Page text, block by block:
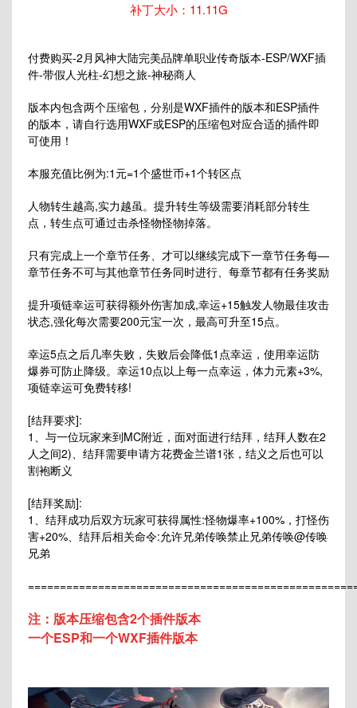
补丁大小：11.11G
付费购买-2月风神大陆完美品牌单职业传奇版本-ESP/WXF插
件-带假人光柱-幻想之旅-神秘商人
版本内包含两个压缩包，分别是WXF插件的版本和ESP插件
的版本，请自行选用WXF或ESP的压缩包对应合适的插件即
可使用！
本服充值比例为:1元=1个盛世币+1个转区点
人物转生越高,实力越虽。提升转生等级需要消耗部分转生
点，转生点可通过击杀怪物怪物掉落。
只有完成上一个章节任务、才可以继续完成下一章节任务每—
章节任务不可与其他章节任务同时进行、每章节都有任务奖励
提升项链幸运可获得额外伤害加成,幸运+15触发人物最佳攻击
状态,强化每次需要200元宝一次，最高可升至15点。
幸运5点之后几率失败，失败后会降低1点幸运，使用幸运防
爆券可防止降级。幸运10点以上每一点幸运，体力元素+3%,
项链幸运可免费转移!
[结拜要求]:
1、与一位玩家来到MC附近，面对面进行结拜，结拜人数在2
人之间2)、结拜需要申请方花费金兰谱1张，结义之后也可以
割袍断义
[结拜奖励]:
1、结拜成功后双方玩家可获得属性:怪物爆率+100%，打怪伤
害+20%、结拜后相关命令:允许兄弟传唤禁止兄弟传唤@传唤
兄弟
注：版本压缩包含2个插件版本
一个ESP和一个WXF插件版本